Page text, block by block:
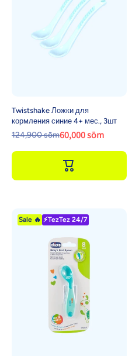
Twistshake Ложки для
кормления синие 4+ мес., 3шт
124,900 sōm60,000 sōm
Sale 🔥 ⚡TezTez 24/7